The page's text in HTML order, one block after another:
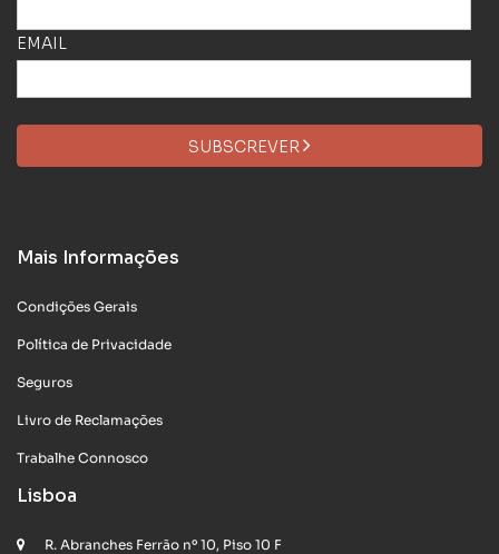
EMAIL
SUBSCREVER
Mais Informações
Condições Gerais
Política de Privacidade
Seguros
Livro de Reclamações
Trabalhe Connosco
Lisboa
R. Abranches Ferrão nº 10, Piso 10 F